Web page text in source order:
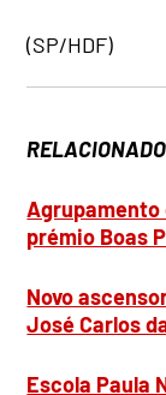
(SP/HDF)
Agrupamento
prémio Boas
Novo
José Carlos
Escola Paula